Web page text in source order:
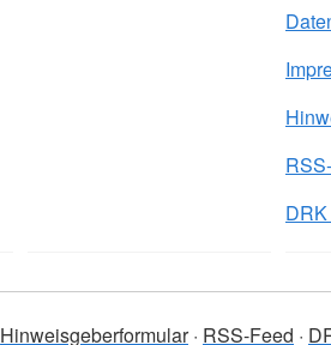
Hinweisgeberformular RSS-Feed